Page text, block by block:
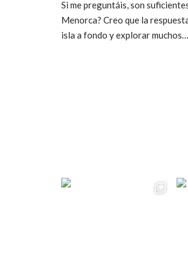
Si me preguntáis, son
Menorca? Creo que la
isla a fondo y explorar muchos…